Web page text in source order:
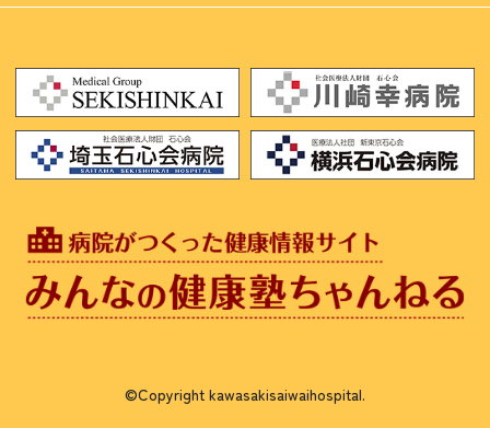
©Copyright kawasakisaiwaihospital.